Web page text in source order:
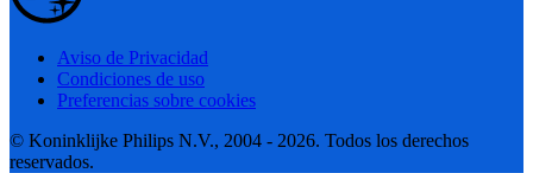
Aviso de Privacidad
Condiciones de uso
Preferencias sobre cookies
© Koninklijke Philips N.V., 2004 - 2026. Todos los derechos
reservados.